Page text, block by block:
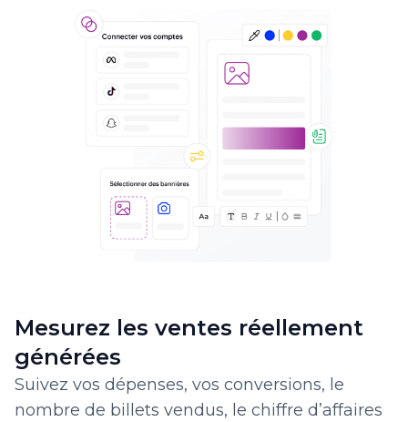
Mesurez les ventes réellement
générées
Suivez vos dépenses, vos conversions, le
nombre de billets vendus, le chiffre d’affaires